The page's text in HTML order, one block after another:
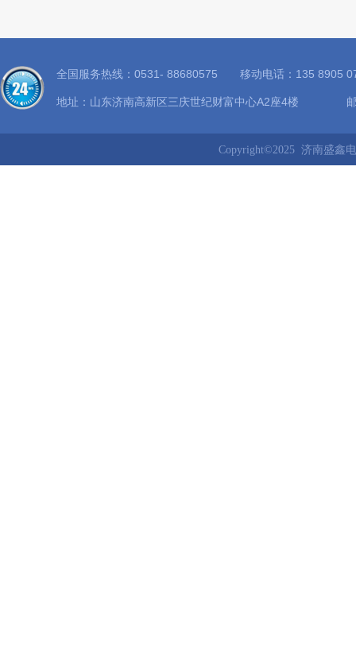
全国服务热线：0531- 88680575 移动电话：135
地址：山东济南高新区三庆世纪财富中心A2座4楼
Copyright©2025 济南盛鑫